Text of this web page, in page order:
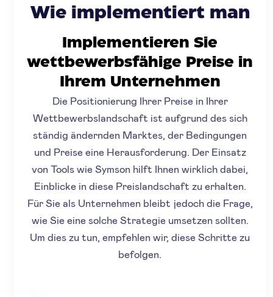
Wie implementiert man
Implementieren Sie
wettbewerbsfähige Preise in
Ihrem Unternehmen
Die Positionierung Ihrer Preise in Ihrer
Wettbewerbslandschaft ist aufgrund des sich
ständig ändernden Marktes, der Bedingungen
und Preise eine Herausforderung. Der Einsatz
von Tools wie Symson hilft Ihnen wirklich dabei,
Einblicke in diese Preislandschaft zu erhalten.
Für Sie als Unternehmen bleibt jedoch die Frage,
wie Sie eine solche Strategie umsetzen sollten.
Um dies zu tun, empfehlen wir, diese Schritte zu
befolgen.